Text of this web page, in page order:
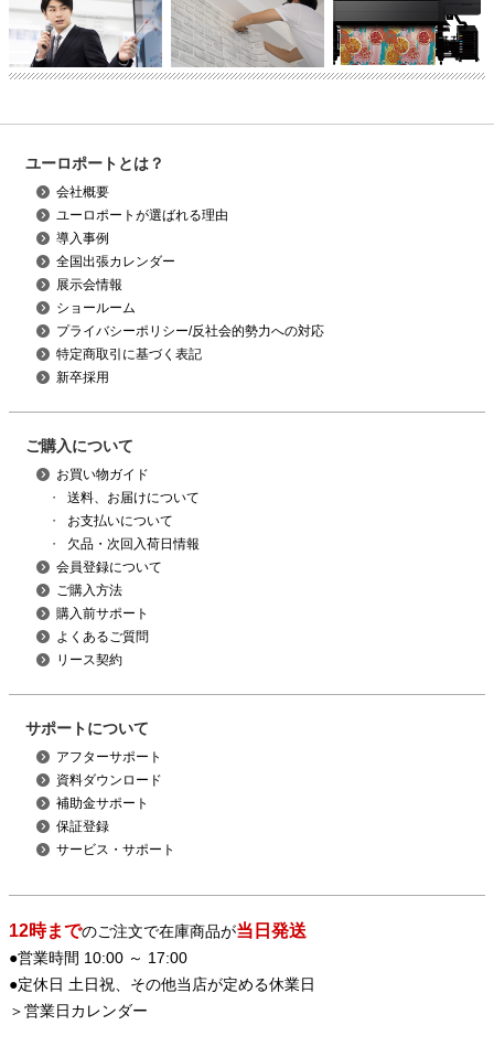
ユーロポートとは？
会社概要
ユーロポートが選ばれる理由
導入事例
全国出張カレンダー
展示会情報
ショールーム
プライバシーポリシー/反社会的勢力への対応
特定商取引に基づく表記
新卒採用
ご購入について
お買い物ガイド
・
送料、お届けについて
・
お支払いについて
・
欠品・次回入荷日情報
会員登録について
ご購入方法
購入前サポート
よくあるご質問
リース契約
サポートについて
アフターサポート
資料ダウンロード
補助金サポート
保証登録
サービス・サポート
12時までのご注文で在庫商品が当日発送
●営業時間 10:00 ～ 17:00
●定休日 土日祝、その他当店が定める休業日
＞営業日カレンダー